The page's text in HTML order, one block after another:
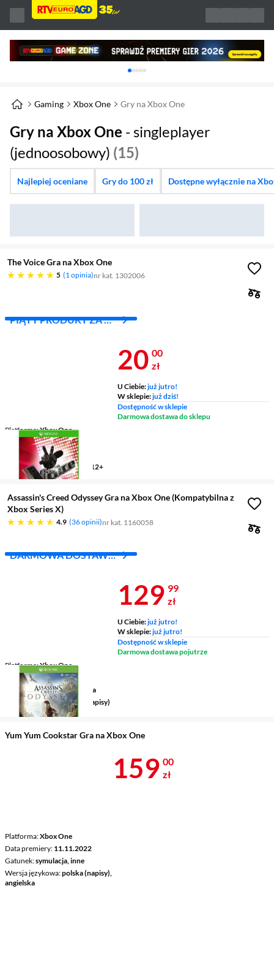
Karuzela z banerami, aktualny element 1 z
Gaming Xbox One Gry na Xbox One
Gry na Xbox One - singleplayer
(jednoosobowy) (15)
Najlepiej oceniane Gry do 100 zł Dostępne wyłącznie na
The Voice Gra na Xbox One
5
pięć gwiazdek 1 opinia nr kat. 1302006
PIĄTY PRODUKT ZA 1
Platforma Xbox One
Gatunek
muzyka
Wersja językowa angielska
Przedział wiekowy (PEGI)
12+
Cena 20 zł
20 00
zł
U Ciebie:już jutro!
W sklepie:już dziś!
Dostępność w sklepie
Darmowa dostawa do sklepu
Assassin's Creed Odyssey Gra na Xbox One (Kompatybilna z
Xbox Series X)
4.9
4.9 gwiazdek 36 opinii nr kat. 1160058
DARMOWA DOSTAWA
Platforma Xbox One
Data premiery 5.10.2018
Gatunek
akcja, przygodowa
Wersja językowa polska (napisy)
Cena 129,99
129 99
zł
U Ciebie:już jutro!
W sklepie:już jutro!
Dostępność w sklepie
Darmowa dostawa pojutrze
Yum Yum Cookstar Gra na Xbox One
Platforma Xbox One
Data premiery 11.11.2022
Gatunek symulacja, inne
Wersja językowa polska (napisy),
angielska
Cena 159 zł
159 00
zł